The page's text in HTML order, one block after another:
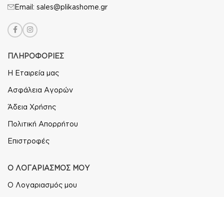
Email: sales@plikashome.gr
ΠΛΗΡΟΦΟΡΙΕΣ
Η Εταιρεία μας
Ασφάλεια Αγορών
Άδεια Χρήσης
Πολιτική Απορρήτου
Επιστροφές
Ο ΛΟΓΑΡΙΑΣΜΟΣ ΜΟΥ
Ο Λογαριασμός μου